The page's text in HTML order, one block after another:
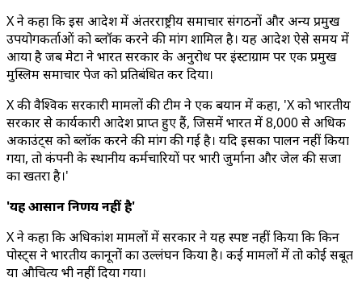
X ने कहा कि इस आदेश में अंतरराष्ट्रीय समाचार संगठनों और अन्य प्रमुख
उपयोगकर्ताओं को ब्लॉक करने की मांग शामिल है। यह आदेश ऐसे समय में
आया है जब मेटा ने भारत सरकार के अनुरोध पर इंस्टाग्राम पर एक प्रमुख
मुस्लिम समाचार पेज को प्रतिबंधित कर दिया।
X की वैश्विक सरकारी मामलों की टीम ने एक बयान में कहा, 'X को भारतीय
सरकार से कार्यकारी आदेश प्राप्त हुए हैं, जिसमें भारत में 8,000 से अधिक
अकाउंट्स को ब्लॉक करने की मांग की गई है। यदि इसका पालन नहीं किया
गया, तो कंपनी के स्थानीय कर्मचारियों पर भारी जुर्माना और जेल की सजा
का खतरा है।'
'यह आसान निर्णय नहीं है'
X ने कहा कि अधिकांश मामलों में सरकार ने यह स्पष्ट नहीं किया कि किन
पोस्ट्स ने भारतीय कानूनों का उल्लंघन किया है। कई मामलों में तो कोई सबूत
या औचित्य भी नहीं दिया गया।